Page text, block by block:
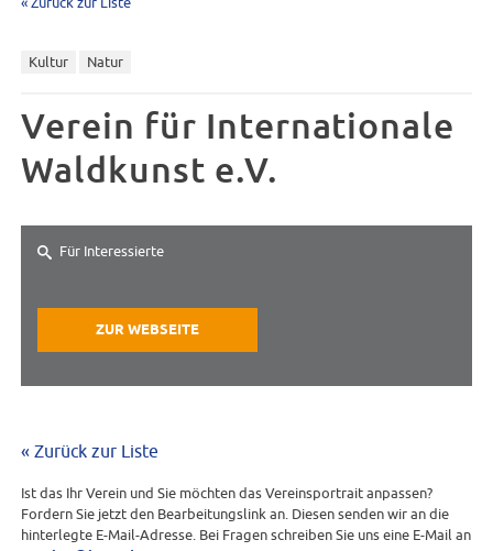
Kultur Natur
Verein für Internationale
Waldkunst e.V.
Für Interessierte
ZUR WEBSEITE
« Zurück zur Liste
Ist das Ihr Verein und Sie möchten das Vereinsportrait anpassen?
Fordern Sie jetzt den Bearbeitungslink an. Diesen senden wir an die
hinterlegte E-Mail-Adresse. Bei Fragen schreiben Sie uns eine E-Mail an